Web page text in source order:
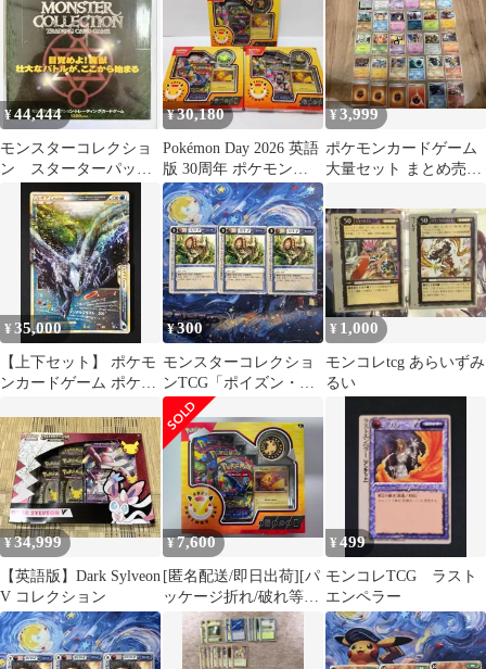
¥44,444
モンスターコレクショ
ン スターターパッ
ク 未開封
¥30,180
Pokémon Day 2026 英語
版 30周年 ポケモン
260726
¥3,999
ポケモンカードゲーム
大量セット まとめ売り
¥35,000
【上下セット】 ポケモ
ンカードゲーム ポケカ
029 + L1-030 L1 拡張パ
ック「ソウルシルバー
コレクション」 トレカ
TCG 264
¥300
モンスターコレクショ
ンTCG「ポイズン・セ
ンティピード」並
（♢）3枚セット
¥ 1,000
モンコレtcg あらいずみ
るい
¥34,999
【英語版】Dark Sylveon
V コレクション
¥7,600
[匿名配送/即日出荷][パ
ッケージ折れ/破れ等あ
り] [英語版] 海外限定
Pokémon Day 2026
Collection ポケモンデイ
¥499
モンコレTCG ラスト
エンペラー